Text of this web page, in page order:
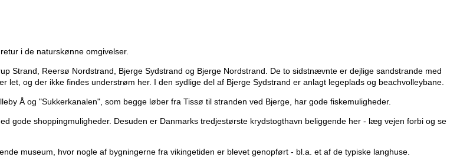
i de naturskønne omgivelser.
Strand, Reersø Nordstrand, Bjerge Sydstrand og Bjerge Nordstrand. De to sidstnævnte er dejlige sandstrande med
og der ikke findes understrøm her. I den sydlige del af Bjerge Sydstrand er anlagt legeplads og beachvolleybane.
Å og "Sukkerkanalen", som begge løber fra Tissø til stranden ved Bjerge, har gode fiskemuligheder.
gode shoppingmuligheder. Desuden er Danmarks tredjestørste krydstogthavn beliggende her - læg vejen forbi og se
museum, hvor nogle af bygningerne fra vikingetiden er blevet genopført - bl.a. et af de typiske langhuse.